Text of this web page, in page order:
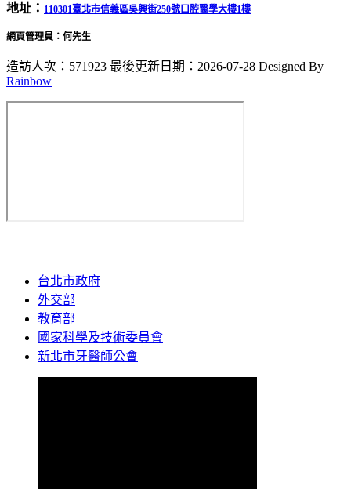
地址： 110301臺北市信義區吳興街250號口腔醫學大樓1樓
網頁管理員：何先生
造訪人次：571923 最後更新日期：2026-07-28 Designed By
Rainbow
台北市政府
外交部
教育部
國家科學及技術委員會
新北市牙醫師公會